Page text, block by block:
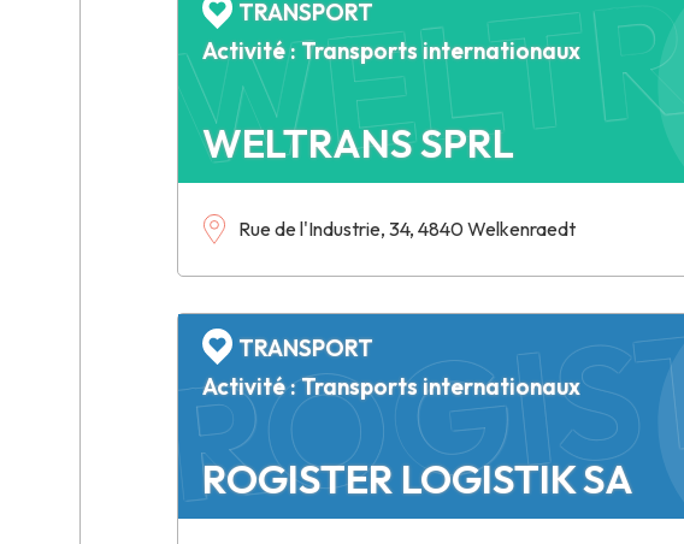
WELTRANS SPRL
TRANSPORT
Activité : Transports internationaux
Rue de l'Industrie, 34, 4840 Welkenraedt
ROGISTER LOGISTIK SA
TRANSPORT
Activité : Transports internationaux